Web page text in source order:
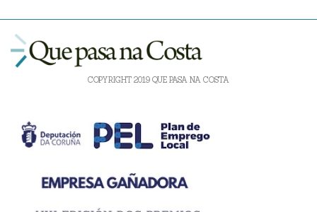
COPYRIGHT 2019 QUE PASA NA COSTA